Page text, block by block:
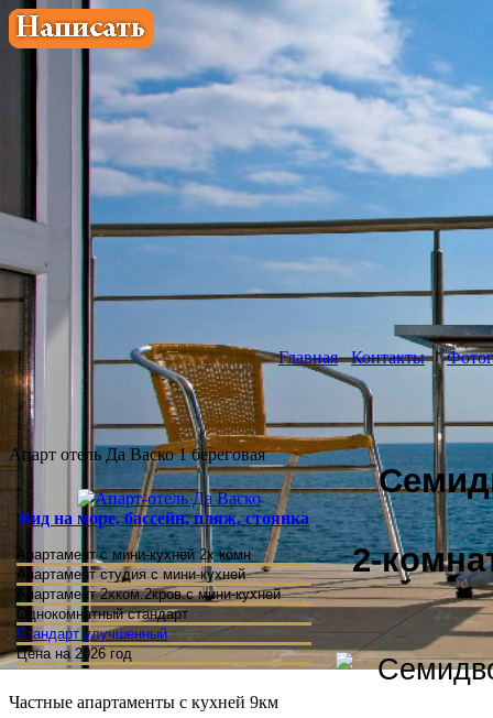
Главная Контакты
Апарт отель Да Васко 1 береговая
Вид на море, бассейн, пляж, стоянка
Апартамент с мини-кухней 2х комн
Апартамент студияс мини-кухней
Апартамент 2хком.2кров.с мини-кухней
Однокомнатный стандарт
Стандарт улучшенный
Цена на 2026 год
Частные апартаменты с кухней 9км
2-